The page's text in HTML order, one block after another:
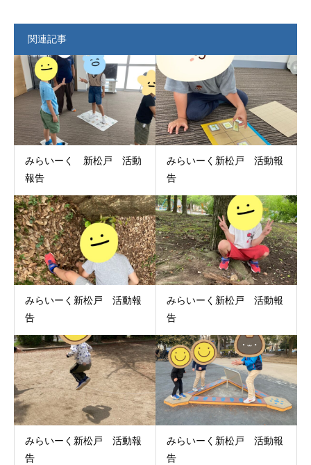
関連記事
みらいーく 新松戸 活動
報告
みらいーく新松戸 活動報
告
みらいーく新松戸 活動報
告
みらいーく新松戸 活動報
告
みらいーく新松戸 活動報
告
みらいーく新松戸 活動報
告